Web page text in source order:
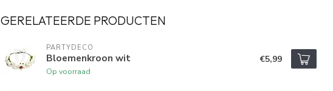
GERELATEERDE PRODUCTEN
PARTYDECO
Bloemenkroon wit
Op voorraad
€5,99